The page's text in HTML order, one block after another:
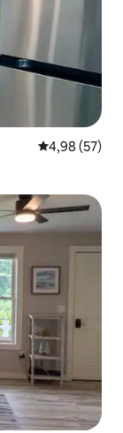
Średnia
4,98 (57)